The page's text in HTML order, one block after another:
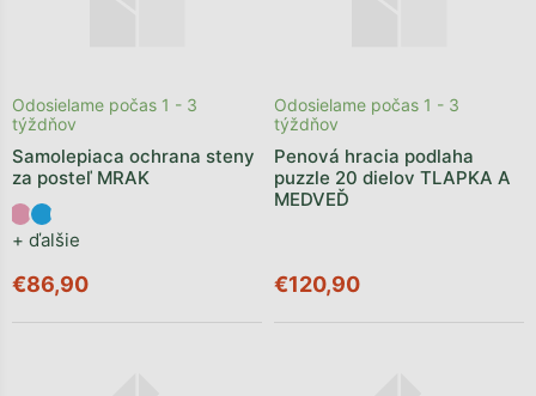
Samolepiaca ochrana steny
za posteľ MRAK
+ ďalšie
Odosielame počas 1 - 3
týždňov
€86,90
Penová hracia podlaha
puzzle 20 dielov TLAPKA A
MEDVEĎ
Odosielame počas 1 - 3
týždňov
€120,90